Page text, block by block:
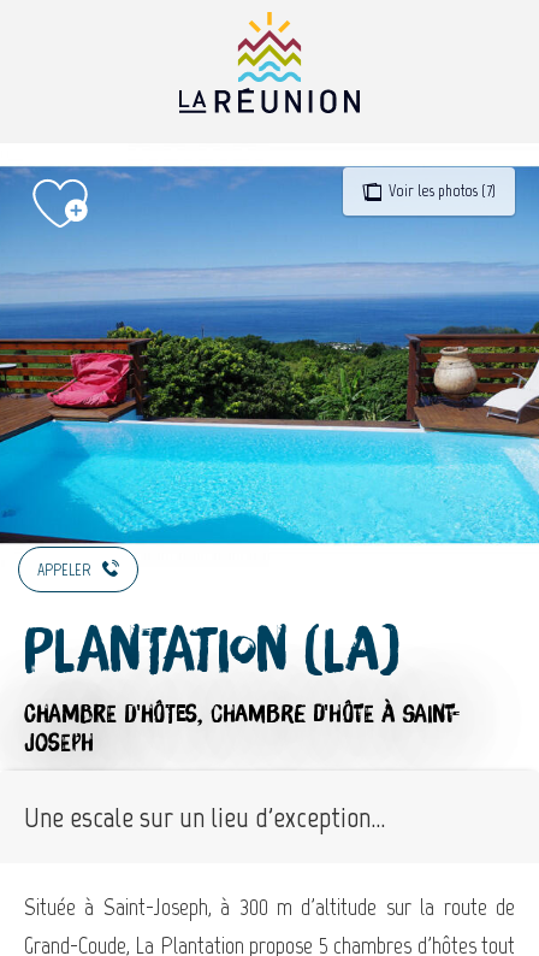
Voir les photos (7)
APPELER
Plantation (La)
CHAMBRE D'HÔTES, CHAMBRE D'HÔTE À SAINT-
JOSEPH
Une escale sur un lieu d'exception...
Située à Saint-Joseph, à 300 m d'altitude sur la route de
Grand-Coude, La Plantation propose 5 chambres d'hôtes tout